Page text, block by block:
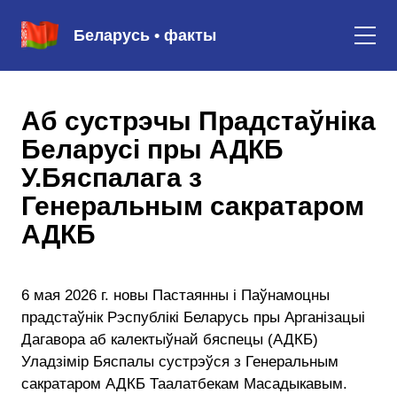
Беларусь • факты
Аб сустрэчы Прадстаўніка
Беларусі пры АДКБ
У.Бяспалага з
Генеральным сакратаром
АДКБ
6 мая 2026 г. новы Пастаянны і Паўнамоцны
прадстаўнік Рэспублікі Беларусь пры Арганізацыі
Дагавора аб калектыўнай бяспецы (АДКБ)
Уладзімір Бяспалы сустрэўся з Генеральным
сакратаром АДКБ Таалатбекам Масадыкавым.